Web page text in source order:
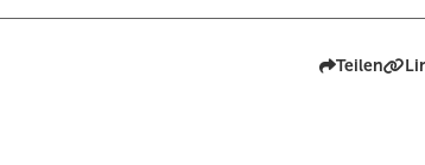
Teilen